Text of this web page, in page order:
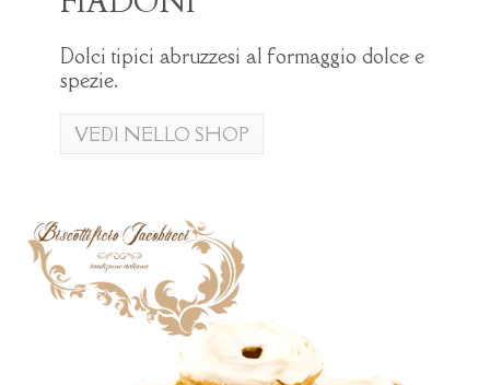
Dolci tipici abruzzesi al formaggio dolce e
spezie.
VEDI NELLO SHOP